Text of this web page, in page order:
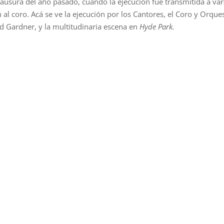
coro. Acá se ve la ejecución por los Cantores, el Coro y
Gardner, y la multitudinaria escena enHyde Park.